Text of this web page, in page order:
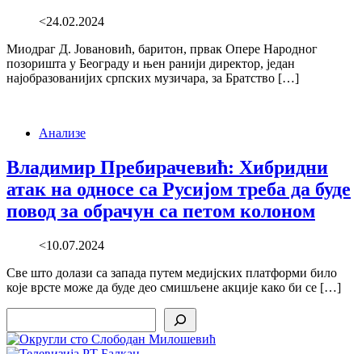
<24.02.2024
Миодраг Д. Јовановић, баритон, првак Опере Народног
позоришта у Београду и њен ранији директор, један
најобразованијих српских музичара, за Братство […]
Анализе
Владимир Пребирачевић: Хибридни
атак на односе са Русијом треба да буде
повод за обрачун са петом колоном
<10.07.2024
Све што долази са запада путем медијских платформи било
које врсте може да буде део смишљене акције како би се […]